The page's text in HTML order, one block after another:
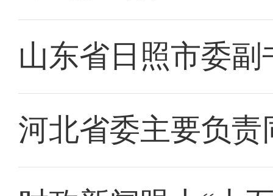
山东省日照市委
河北省委主要负